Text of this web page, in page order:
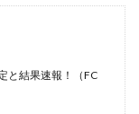
と結果速報！（FC